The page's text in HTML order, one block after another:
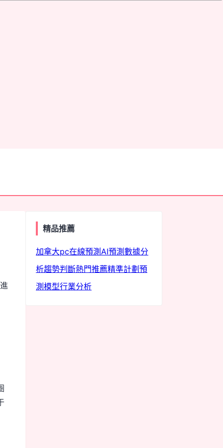
精品推薦
加拿大pc在線預測AI預測數據分
析趨勢判斷熱門推薦精準計劃預
測模型行業分析